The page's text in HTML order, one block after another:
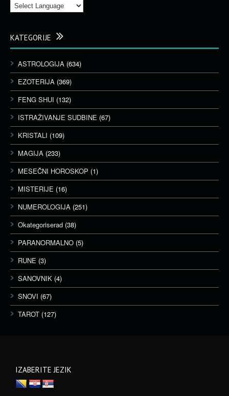
KATEGORIJE
ASTROLOGIJA (634)
EZOTERIJA (369)
FENG SHUI (132)
ISTRAŽIVANJE SUDBINE (67)
KRISTALI (109)
MAGIJA (233)
MESEČNI HOROSKOP (1)
MISTERIJE (16)
NUMEROLOGIJA (251)
Okategoriserad (38)
PARANORMALNO (5)
RUNE (3)
SANOVNIK (4)
SNOVI (67)
TAROT (127)
IZABERITE JEZIK